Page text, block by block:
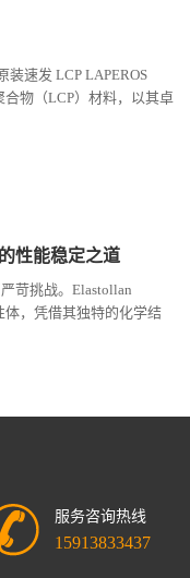
装速发 LCP LAPEROS
物（LCP）材料，以其卓
性能稳定之道
苛挑战。Elastollan
体，凭借其独特的化学结
服务咨询热线
15913833437